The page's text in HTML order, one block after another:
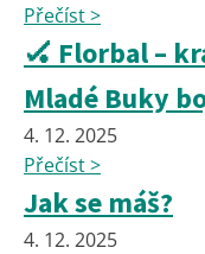
Přečíst >
🏑 Florbal –
Mladé Buky
4. 12. 2025
Přečíst >
Jak se máš?
4. 12. 2025